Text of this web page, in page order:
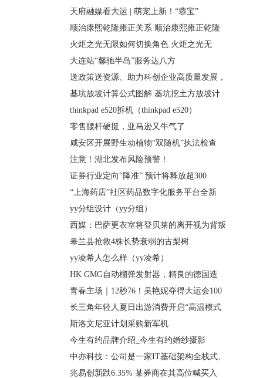
天府融媒看大运 | 萌宠上新！“蓉宝”
顺治康熙乾隆雍正关系 顺治康熙雍正乾隆
火炬之光无限如何切换角色 火炬之光无
大连站“馨驰半岛”服务达八方
送政策送资源、助力科创企业高质量发展，
基坑放坡计算公式图解 基坑挖土方放坡计
thinkpad e520拆机（thinkpad e520）
零售腰杆硬挺，亚马逊又牛气了
咸安区开展野生动植物“双随机”执法检查
注意！湖北发布风险预警！
证券行业定向“降准” 预计将释放超300
“上海药店”社区药品数字化服务平台全新
yy分组设计（yy分组）
西媒：巴萨更衣室将登贝莱的离开视为背叛
皋兰县抢救4株长势衰弱的古梨树
yy凌希人怎么样（yy凌希）
HK GMG自动榴弹发射器，精良的德国造
青春主场｜12秒76！吴艳妮夺得大运会100
长三角年轻人夏日出游消费开启“高温模式
斯洛文尼亚计划采购新军机
今生有约品牌介绍_今生有约婚纱摄影
中亦科技：公司是一家IT基础架构全栈式、
兆易创新跌6.35% 某券商在其高位喊买入